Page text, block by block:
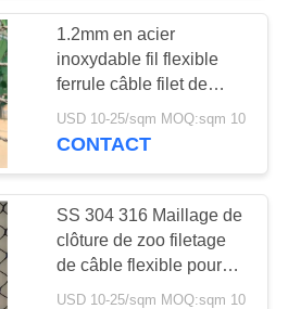
1.2mm en acier
inoxydable fil flexible
ferrule câble filet de
câble filet pour les
oiseaux aviary
USD 10-25/sqm MOQ:sqm 10
CONTACT
SS 304 316 Maillage de
clôture de zoo filetage
de câble flexible pour
volière
USD 10-25/sqm MOQ:sqm 10